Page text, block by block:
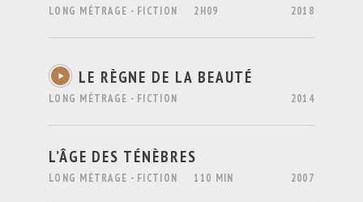
LONG MÉTRAGE - FICTION 2H09 2018
LE RÈGNE DE LA BEAUTÉ
LONG MÉTRAGE - FICTION 2014
L’ÂGE DES TÉNÈBRES
LONG MÉTRAGE - FICTION 110 MIN 2007